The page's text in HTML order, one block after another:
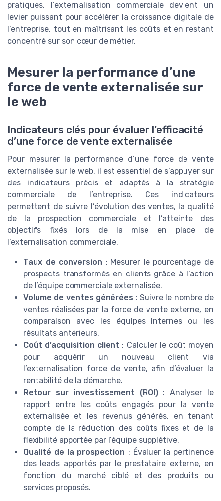
pratiques, l’externalisation commerciale devient un
levier puissant pour accélérer la croissance digitale de
l’entreprise, tout en maîtrisant les coûts et en restant
concentré sur son cœur de métier.
Mesurer la performance d’une
force de vente externalisée sur
le web
Indicateurs clés pour évaluer l’efficacité
d’une force de vente externalisée
Pour mesurer la performance d’une force de vente
externalisée sur le web, il est essentiel de s’appuyer sur
des indicateurs précis et adaptés à la stratégie
commerciale de l’entreprise. Ces indicateurs
permettent de suivre l’évolution des ventes, la qualité
de la prospection commerciale et l’atteinte des
objectifs fixés lors de la mise en place de
l’externalisation commerciale.
Taux de conversion : Mesurer le pourcentage de
prospects transformés en clients grâce à l’action
de l’équipe commerciale externalisée.
Volume de ventes générées : Suivre le nombre de
ventes réalisées par la force de vente externe, en
comparaison avec les équipes internes ou les
résultats antérieurs.
Coût d’acquisition client : Calculer le coût moyen
pour acquérir un nouveau client via
l’externalisation force de vente, afin d’évaluer la
rentabilité de la démarche.
Retour sur investissement (ROI): Analyser le
rapport entre les coûts engagés pour la vente
externalisée et les revenus générés, en tenant
compte de la réduction des coûts fixes et de la
flexibilité apportée par l’équipe supplétive.
Qualité de la prospection : Évaluer la pertinence
des leads apportés par le prestataire externe, en
fonction du marché ciblé et des produits ou
services proposés.